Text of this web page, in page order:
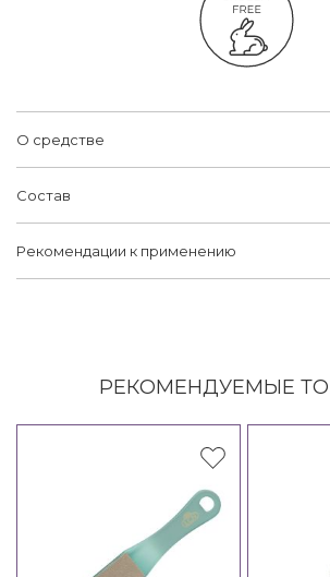
О средстве
Состав
Рекомендации к применению
РЕКОМЕНДУЕМЫЕ